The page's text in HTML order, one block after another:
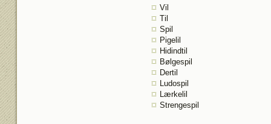
Vil
Til
Spil
Pigelil
Hidindtil
Bølgespil
Dertil
Ludospil
Lærkelil
Strengespil